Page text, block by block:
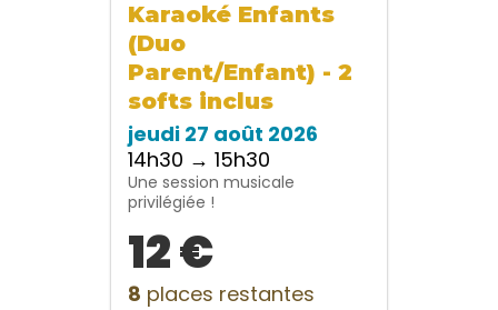
Karaoké Enfants
(Duo
Parent/Enfant) - 2
softs inclus
jeudi 27 août 2026
14h30 → 15h30
Une session musicale
privilégiée !
12 €
8 places restantes